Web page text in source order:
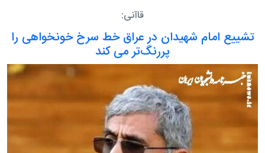
قاآنی:
تشییع امام شهیدان در عراق خط سرخ خونخواهی را
پررنگ‌تر می کند